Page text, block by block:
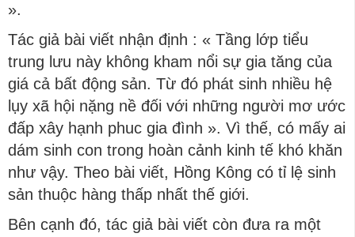
».
Tác giả bài viết nhận định : « Tầng lớp tiểu
trung lưu này không kham nổi sự gia tăng của
giá cả bất động sản. Từ đó phát sinh nhiều hệ
lụy xã hội nặng nề đối với những người mơ ước
đấp xây hạnh phuc gia đình ». Vì thế, có mấy ai
dám sinh con trong hoàn cảnh kinh tế khó khăn
như vậy. Theo bài viết, Hồng Kông có tỉ lệ sinh
sản thuộc hàng thấp nhất thế giới.
Bên cạnh đó, tác giả bài viết còn đưa ra một